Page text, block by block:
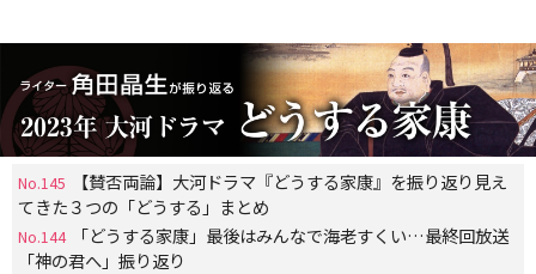
No.145
【賛否両論】大河ドラマ『どうする家康』を振り返り見え
てきた３つの「どうする」まとめ
No.144
「どうする家康」最後はみんなで海老すくい…最終回放送
「神の君へ」振り返り